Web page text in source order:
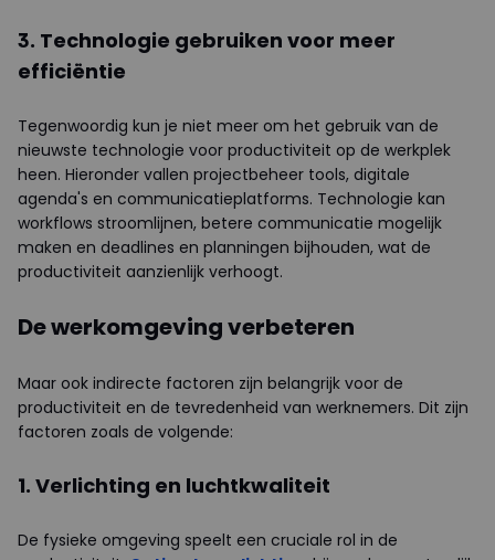
3. Technologie gebruiken voor meer
efficiëntie
Tegenwoordig kun je niet meer om het gebruik van de
nieuwste technologie voor productiviteit op de werkplek
heen. Hieronder vallen projectbeheer tools, digitale
agenda's en communicatieplatforms. Technologie kan
workflows stroomlijnen, betere communicatie mogelijk
maken en deadlines en planningen bijhouden, wat de
productiviteit aanzienlijk verhoogt.
De werkomgeving verbeteren
Maar ook indirecte factoren zijn belangrijk voor de
productiviteit en de tevredenheid van werknemers. Dit zijn
factoren zoals de volgende:
1. Verlichting en luchtkwaliteit
De fysieke omgeving speelt een cruciale rol in de